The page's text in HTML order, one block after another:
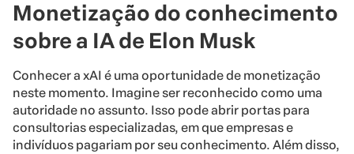
Monetização do conhecimento
sobre a IA de Elon Musk
Conhecer a xAI é uma oportunidade de monetização
neste momento. Imagine ser reconhecido como uma
autoridade no assunto. Isso pode abrir portas para
consultorias especializadas, em que empresas e
indivíduos pagariam por seu conhecimento. Além disso,